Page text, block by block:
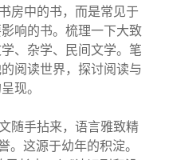
房中的书，而是常见于
响的书。梳理一下大致
、杂学、民间文学。笔
阅读世界，探讨阅读与
现。
随手拈来，语言雅致精
。这源于幼年的积淀。